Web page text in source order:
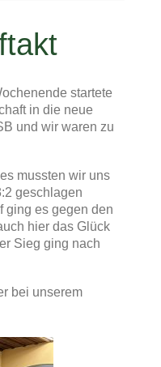
startete
in die neue
und wir waren zu
mussten wir uns
geschlagen
ging es gegen den
hier das Glück
Sieg ging nach
bei unserem